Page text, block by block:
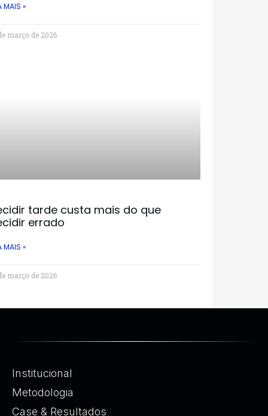
MAIS »
março de 2026
tarde custa mais do que
errado
MAIS »
março de 2026
Institucional
Metodologia
Case & Resultados